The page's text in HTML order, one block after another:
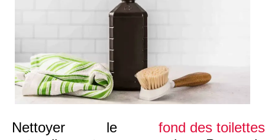
Nettoyer le fond des toilettes